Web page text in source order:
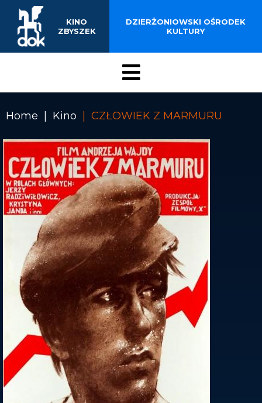
Przejdź
treści
Menu
Kino
ZAPOWIEDZI
KONTAKT
DZIERŻONIOWSKI OŚRODEK
KULTURY
KINO
ZBYSZEK
nawigacyjna
Home Kino CZŁOWIEK Z MARMURU